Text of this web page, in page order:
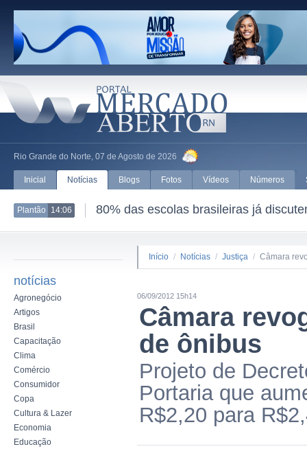
Rio Grande do Norte, 07 de Agosto de 2026
Inicial Notícias Blogs Fotos Vídeos Números
Plantão 14:06 80% das escolas brasileiras já
notícias
Agronegócio
Artigos
Brasil
Capacitação
Clima
Comércio
Consumidor
Copa
Cultura & Lazer
Economia
Educação
Início / Notícias / Justiça / Câmara
06/09/2012 15h14
Câmara
de ônibus
Projeto de
Portaria que
R$2,20 para